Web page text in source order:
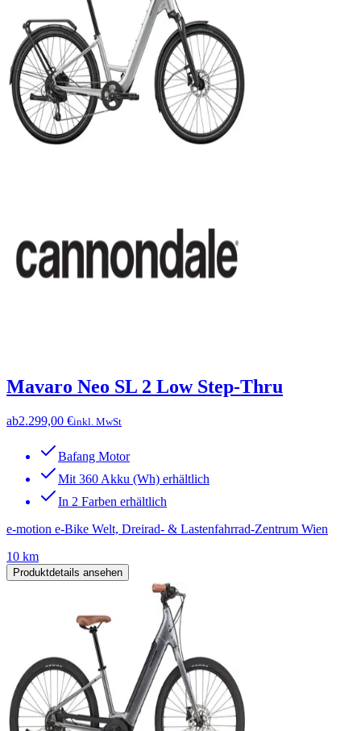
Mavaro Neo SL 2 Low Step-Thru
ab2.299,00 €inkl. MwSt
Bafang Motor
Mit 360 Akku (Wh) erhältlich
In 2 Farben erhältlich
e-motion e-Bike Welt, Dreirad- & Lastenfahrrad-Zentrum Wien
10 km
Produktdetails ansehen